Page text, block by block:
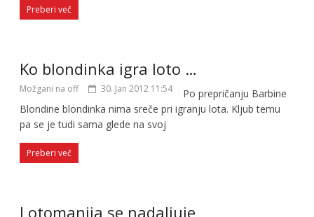
Preberi več
Ko blondinka igra loto …
Možgani na off 30. Jan 2012 11:54
Po prepričanju Barbine
Blondine blondinka nima sreče pri igranju lota. Kljub temu
pa se je tudi sama glede na svoj
Preberi več
Lotomanija se nadaljuje